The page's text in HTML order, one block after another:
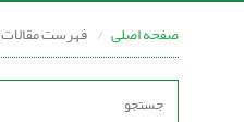
صفحه اصلی فهرست مقالات